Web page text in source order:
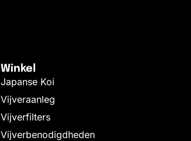
Winkel
Japanse Koi
Vijveraanleg
Vijverfilters
Vijverbenodigdheden